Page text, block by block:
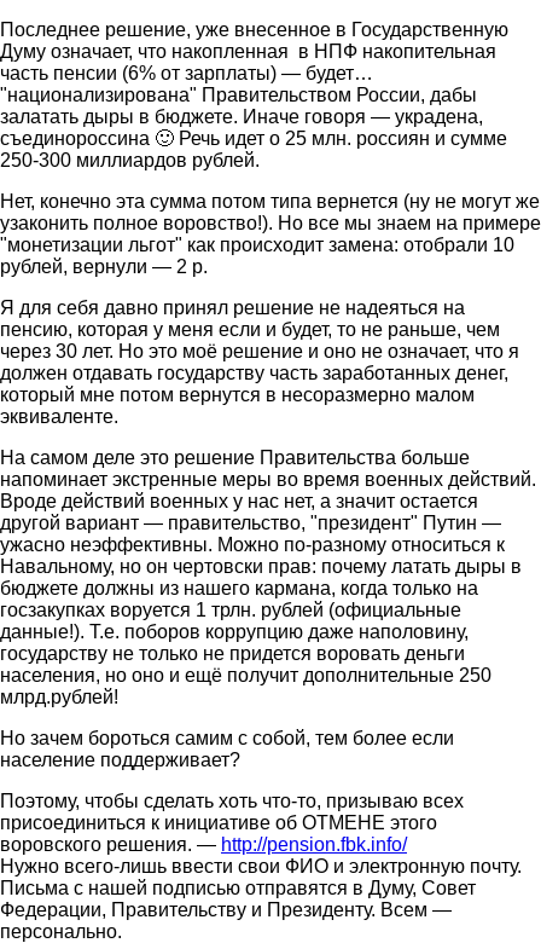
Последнее решение, уже внесенное в Государственную
Думу означает, что накопленная в НПФ накопительная
часть пенсии (6% от зарплаты) — будет…
"национализирована" Правительством России, дабы
залатать дыры в бюджете. Иначе говоря — украдена,
съединороссина 🙂 Речь идет о 25 млн. россиян и сумме
250-300 миллиардов рублей.
Нет, конечно эта сумма потом типа вернется (ну не могут же
узаконить полное воровство!). Но все мы знаем на примере
"монетизации льгот" как происходит замена: отобрали 10
рублей, вернули — 2 р.
Я для себя давно принял решение не надеяться на
пенсию, которая у меня если и будет, то не раньше, чем
через 30 лет. Но это моё решение и оно не означает, что я
должен отдавать государству часть заработанных денег,
который мне потом вернутся в несоразмерно малом
эквиваленте.
На самом деле это решение Правительства больше
напоминает экстренные меры во время военных действий.
Вроде действий военных у нас нет, а значит остается
другой вариант — правительство, "президент" Путин —
ужасно неэффективны. Можно по-разному относиться к
Навальному, но он чертовски прав: почему латать дыры в
бюджете должны из нашего кармана, когда только на
госзакупках воруется 1 трлн. рублей (официальные
данные!). Т.е. поборов коррупцию даже наполовину,
государству не только не придется воровать деньги
населения, но оно и ещё получит дополнительные 250
млрд.рублей!
Но зачем бороться самим с собой, тем более если
население поддерживает?
Поэтому, чтобы сделать хоть что-то, призываю всех
присоединиться к инициативе об ОТМЕНЕ этого
воровского решения. — http://pension.fbk.info/
Нужно всего-лишь ввести свои ФИО и электронную почту.
Письма с нашей подписью отправятся в Думу, Совет
Федерации, Правительству и Президенту. Всем —
персонально.